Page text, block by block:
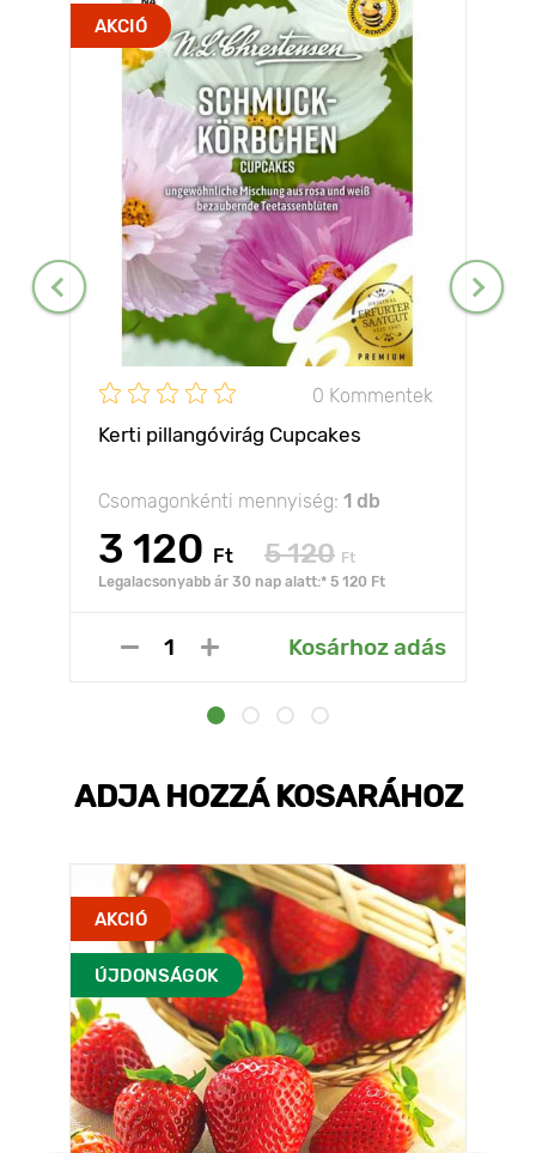
AKCIÓ
0 Kommentek
Kerti pillangóvirág Cupcakes
Csomagonkénti mennyiség: 1 db
3 120 Ft 5 120 Ft
Legalacsonyabb ár 30 nap alatt:* 5 120 Ft
Kosárhoz adás
ADJA HOZZÁ KOSARÁHOZ
AKCIÓ
ÚJDONSÁGOK